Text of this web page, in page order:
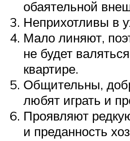
обаятельной
Неприхотливы в
Мало линяют,
не будет
квартире.
Общительны,
любят играть и
Проявляют
и преданность